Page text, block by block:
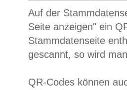
Auf der
Seite anzeigen" ein
Stammdatenseite
gescannt, so wird
QR-Codes können